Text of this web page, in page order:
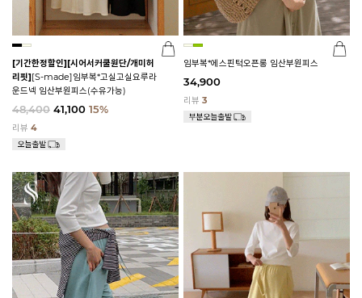
[기간한정할인][시어서커쿨원단/개미허
리핏][S-made]임부복*고실고실요루라
운드넥 임산부원피스(수유가능)
48,400 41,100 15%
리뷰 4
임부복*에스핀턱오픈롱 임산부원피스
34,900
리뷰 3